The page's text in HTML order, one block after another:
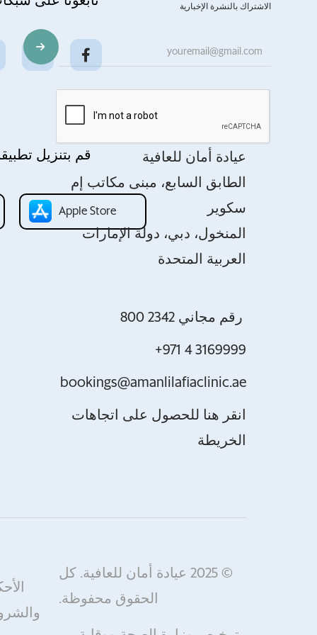
قم بتنزيل
Apple Store
الاشتراك بالنشرة الإخبارية
عيادة أمان للعافية
الطابق السابع، مبنى مكاتب إم
سكوير
المنخول، دبي، دولة الإمارات
العربية المتحدة
+971 4 3169999
bookings@amanlilafiaclinic.ae
انقر هنا للحصول على اتجاهات
الخريطة
© 2025 عيادة أمان للعافية. كل
الحقوق محفوظة.